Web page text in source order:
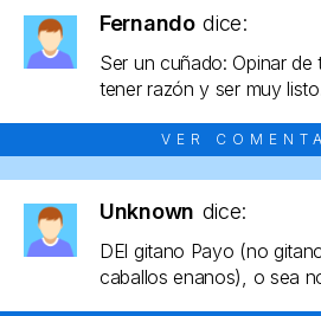
Fernando dice:
Ser un cuñado: Opinar
tener razón y ser muy
VER
Unknown dice:
DEl gitano Payo (no
caballos enanos), o sea